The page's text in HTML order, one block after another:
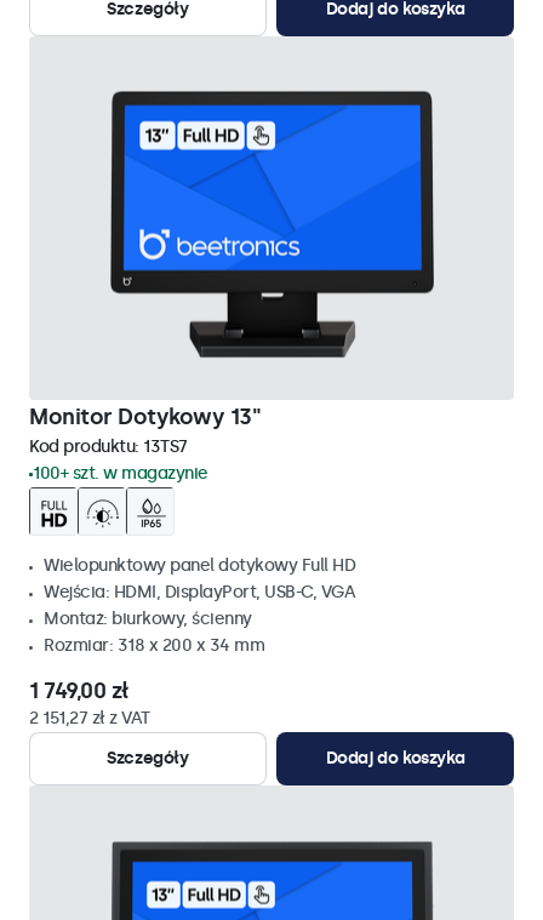
Szczegóły Dodaj do koszyka
Monitor Dotykowy 13"
Kod produktu: 13TS7
100+ szt. w magazynie
Wielopunktowy panel dotykowy Full HD
Wejścia: HDMI, DisplayPort, USB-C, VGA
Montaż: biurkowy, ścienny
Rozmiar: 318 x 200 x 34 mm
1 749,00 zł
2 151,27 zł z VAT
Szczegóły
Dodaj do koszyka